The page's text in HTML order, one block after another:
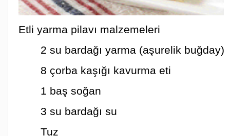
Etli yarma pilavı malzemeleri
2 su bardağı yarma (aşurelik buğday)
8 çorba kaşığı kavurma eti
1 baş soğan
3 su bardağı su
Tuz